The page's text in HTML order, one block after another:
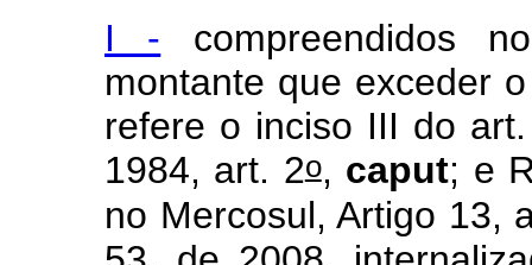
I - compreendidos
montante que exceder
refere o inciso III do
1984, art. 2o, caput; e
no Mercosul, Artigo 13,